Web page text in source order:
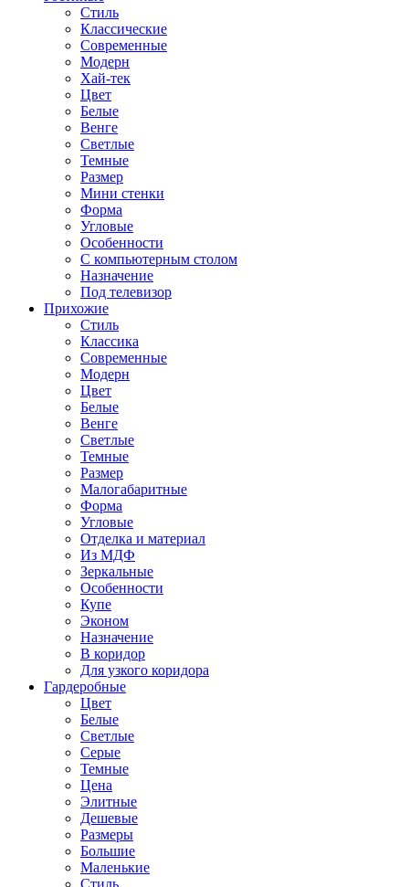
Стиль
Классические
Современные
Модерн
Хай-тек
Цвет
Белые
Венге
Светлые
Темные
Размер
Мини стенки
Форма
Угловые
Особенности
С компьютерным столом
Назначение
Под телевизор
Прихожие
Стиль
Классика
Современные
Модерн
Цвет
Белые
Венге
Светлые
Темные
Размер
Малогабаритные
Форма
Угловые
Отделка и материал
Из МДФ
Зеркальные
Особенности
Купе
Эконом
Назначение
В коридор
Для узкого коридора
Гардеробные
Цвет
Белые
Светлые
Серые
Темные
Цена
Элитные
Дешевые
Размеры
Большие
Маленькие
Стиль